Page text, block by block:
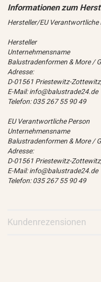
Hersteller/EU Verantwortliche
Hersteller
Unternehmensname
Balustradenformen & More /
Adresse:
D-01561 Priestewitz-
E-Mail: info@balustrade24.de
Telefon: 035 267 55 90 49
EU Verantwortliche Person
Unternehmensname
Balustradenformen & More /
Adresse:
D-01561 Priestewitz-
E-Mail: info@balustrade24.de
Telefon: 035 267 55 90 49
Kundenrezensionen